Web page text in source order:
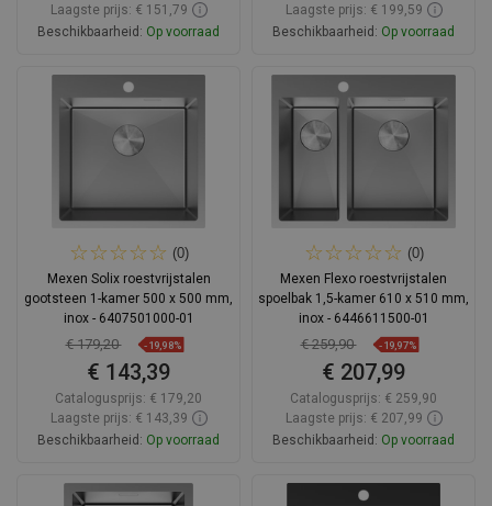
Laagste prijs: € 151,79
Beschikbaarheid: Op voorraad
In winkelwagen
Vergelijk
Laagste prijs: € 199,59
Beschikbaarheid: Op voorraad
In winkelwagen
Favoriet
Vergelijk
(0)
Mexen Solix roestvrijstalen
gootsteen 1-kamer 500 x 500 mm,
inox - 6407501000-01
€ 179,20 -19,98%
€ 143,39
Catalogusprijs: € 179,20
Laagste prijs: € 143,39
Beschikbaarheid: Op voorraad
In winkelwagen
(0)
Mexen Flexo roestvrijstalen
spoelbak 1,5-kamer 610 x 510 mm,
inox - 6446611500-01
€ 259,90 -19,97%
€ 207,99
Catalogusprijs: € 259,90
Laagste prijs: € 207,99
Beschikbaarheid: Op voorraad
In winkelwagen